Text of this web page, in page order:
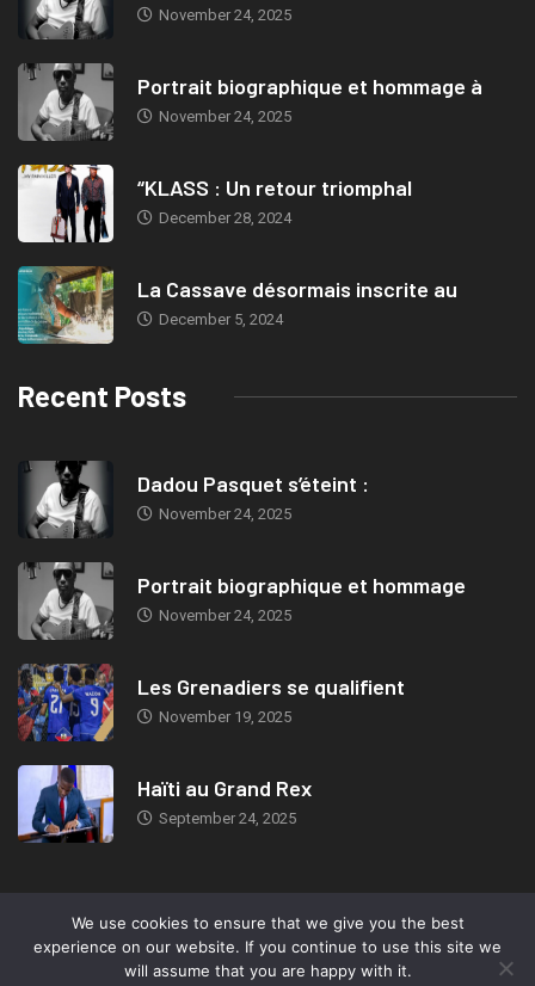
November 24, 2025
Portrait biographique et hommage à
November 24, 2025
“KLASS : Un retour triomphal
December 28, 2024
La Cassave désormais inscrite au
December 5, 2024
Recent Posts
Dadou Pasquet s’éteint :
November 24, 2025
Portrait biographique et hommage
November 24, 2025
Les Grenadiers se qualifient
November 19, 2025
Haïti au Grand Rex
September 24, 2025
© 2019, TeleMIX Haiti- All rights reserved. Webdesign: Marc-Eden
Jeudy.
We use cookies to ensure that we give you the best
experience on our website. If you continue to use this site we
will assume that you are happy with it.